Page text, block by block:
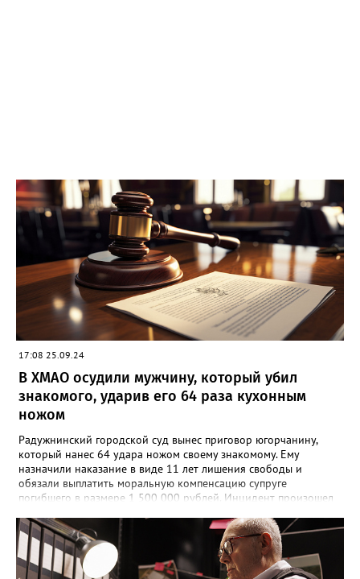
17:08 25.09.24
В ХМАО осудили мужчину, который убил
знакомого, ударив его 64 раза кухонным
ножом
Радужнинский городской суд вынес приговор югорчанину,
который нанес 64 удара ножом своему знакомому. Ему
назначили наказание в виде 11 лет лишения свободы и
обязали выплатить моральную компенсацию супруге
погибшего в размере 1 500 000 рублей. Инцидент произошел
своим знакомым в тамбуре жилого дома. Произошла потасовка
и югорчанин совершил убийство кухонным ножом. Он нанес
потерпевшему 64 удара по различным частям тела, которые
стали причиной смерти. Во время судебного заседания